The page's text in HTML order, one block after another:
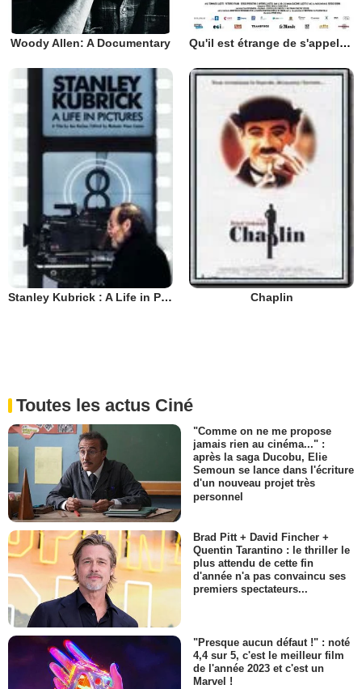
Woody Allen: A Documentary Qu'il est étrange de s'appeler Federico
Stanley Kubrick : A Life in Pictures Chaplin
Toutes les actus Ciné
"Comme on ne me propose
jamais rien au cinéma..." :
après la saga Ducobu, Elie
Semoun se lance dans l'écriture
d'un nouveau projet très
personnel
Brad Pitt + David Fincher +
Quentin Tarantino : le thriller le
plus attendu de cette fin
d'année n'a pas convaincu ses
premiers spectateurs...
"Presque aucun défaut !" : noté
4,4 sur 5, c'est le meilleur film
de l'année 2023 et c'est un
Marvel !